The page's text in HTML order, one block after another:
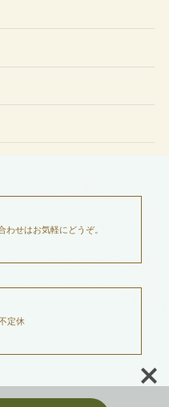
わせはお気軽にどうぞ。
定休
リナ